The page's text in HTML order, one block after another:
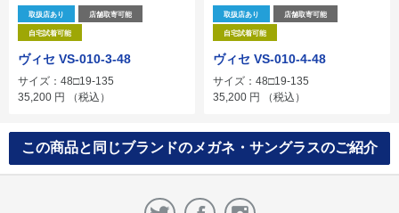
取扱店あり 店舗取寄可能
自宅試着可能
ヴィセ VS-010-3-48
サイズ：48□19-135
35,200 円 （税込）
取扱店あり 店舗取寄可能
自宅試着可能
ヴィセ VS-010-4-48
サイズ：48□19-135
35,200 円 （税込）
この商品と同じブランドのメガネ・サングラスのご紹介